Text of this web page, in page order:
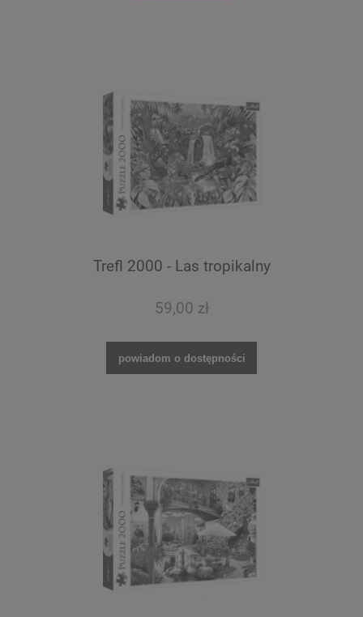
Trefl 2000 - Las tropikalny
59,00 zł
powiadom o dostępności